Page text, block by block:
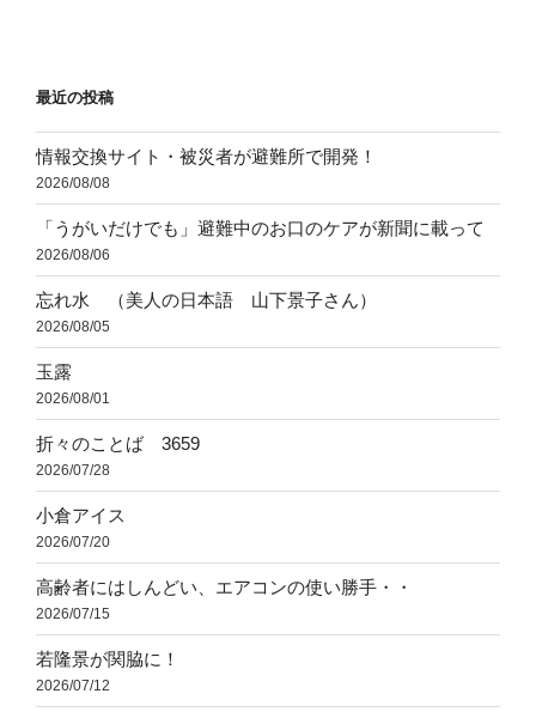
ン
最近の投稿
情報交換サイト・被災者が避難所で開発！
2026/08/08
「うがいだけでも」避難中のお口のケアが新聞に載って
2026/08/06
忘れ水 （美人の日本語 山下景子さん）
2026/08/05
玉露
2026/08/01
折々のことば 3659
2026/07/28
小倉アイス
2026/07/20
高齢者にはしんどい、エアコンの使い勝手・・
2026/07/15
若隆景が関脇に！
2026/07/12